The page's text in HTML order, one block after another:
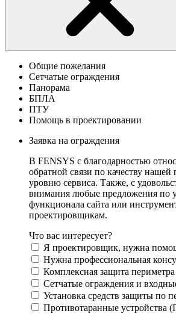
Общие пожелания
Сетчатые ограждения
Панорама
БПЛА
ПТУ
Помощь в проектировании
Заявка на ограждения
В FENSYS с благодарностью
обратной связи по качеству
уровню сервиса. Также, с
внимания любые предложения по
функционала сайта или
проектировщикам.
Что вас интересует?
Я проектировщик, нужна
Нужна профессиональная
Комплексная защита периметра
Сетчатые ограждения и
Установка средств защиты по
Противотаранные устройства